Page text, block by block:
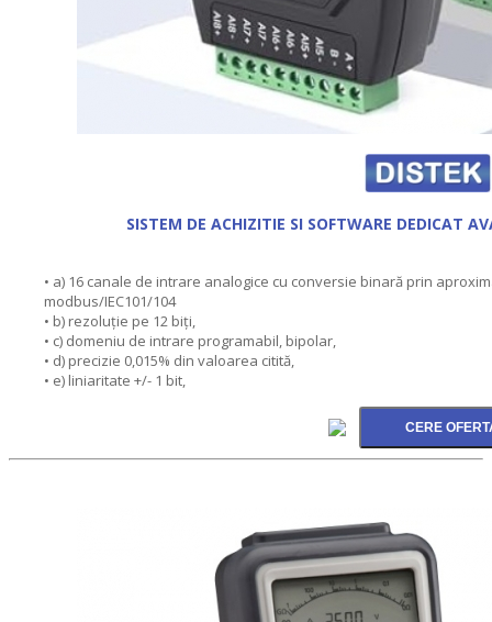
SISTEM DE ACHIZITIE SI SOFTWARE DEDICAT
• a) 16 canale de intrare analogice cu conversie binară prin
modbus/IEC101/104
• b) rezoluţie pe 12 biţi,
• c) domeniu de intrare programabil, bipolar,
• d) precizie 0,015% din valoarea citită,
• e) liniaritate +/- 1 bit,